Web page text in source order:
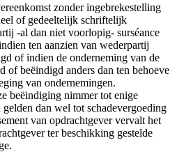
zonder ingebrekestelling
of gedeeltelijk schriftelijk
-al dan niet voorlopig- surséance
ten aanzien van wederpartij
of indien de onderneming van de
of beëindigd anders dan ten behoeve
van ondernemingen.
beëindiging nimmer tot enige
dan wel tot schadevergoeding
van opdrachtgever vervalt het
ter beschikking gestelde